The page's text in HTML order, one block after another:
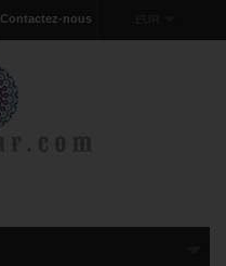
Contactez-nous